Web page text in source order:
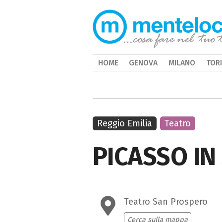
PICASSO
Teatro San Prospero
Cerca sulla mappa
Reggio Emilia Teatro
HOME GENOVA MILANO